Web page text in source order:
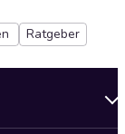
Ratgeber